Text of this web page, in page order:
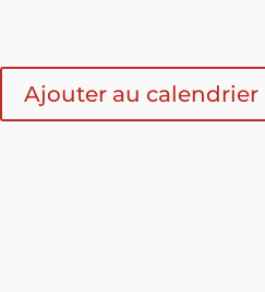
Ajouter au calendrier